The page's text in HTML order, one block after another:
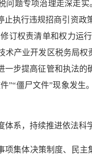
问题专项治理走深走
止执行违规招商引资政
订权责清单和权力运
术产业开发区税务局
一步提高征管和执法
”“僵尸文件”现象发
体系，持续推进依法科
项集体决策制度、民